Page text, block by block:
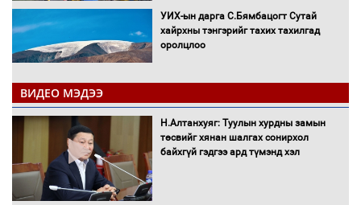
УИХ-ын дарга С.Бямбацогт Сутай
хайрхны тэнгэрийг тахих тахилгад
оролцлоо
С.Амарсайхан: Иргэдийг хохироосон
ААН-ийн нуугтмал хөрөнгийг
битүүмжлэнэ
ВИДЕО МЭДЭЭ
Н.Алтанхуяг: Туулын хурдны замын
төсвийг хянан шалгах сонирхол
байхгүй гэдгээ ард түмэнд хэл